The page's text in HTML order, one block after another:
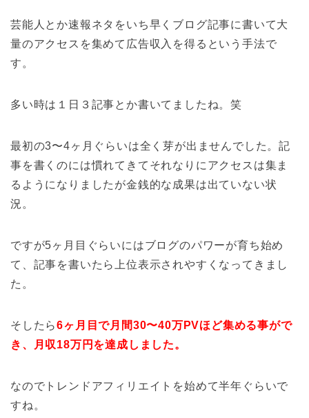
芸能人とか速報ネタをいち早くブログ記事に書いて大
量のアクセスを集めて広告収入を得るという手法で
す。
多い時は１日３記事とか書いてましたね。笑
最初の3〜4ヶ月ぐらいは全く芽が出ませんでした。記
事を書くのには慣れてきてそれなりにアクセスは集ま
るようになりましたが金銭的な成果は出ていない状
況。
ですが5ヶ月目ぐらいにはブログのパワーが育ち始め
て、記事を書いたら上位表示されやすくなってきまし
た。
そしたら6ヶ月目で月間30〜40万PVほど集める事がで
き、月収18万円を達成しました。
なのでトレンドアフィリエイトを始めて半年ぐらいで
すね。